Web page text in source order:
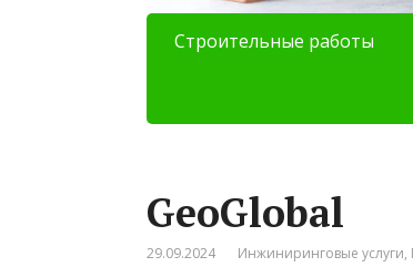
Строительные работы
GeoGlobal
29.09.2024 Инжиниринговые услуги,